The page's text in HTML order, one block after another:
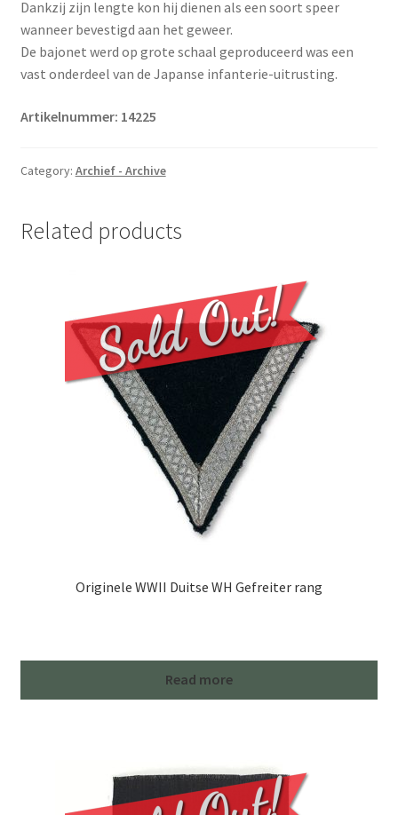
Dankzij zijn lengte kon hij dienen als een soort speer
wanneer bevestigd aan het geweer.
De bajonet werd op grote schaal geproduceerd was een
vast onderdeel van de Japanse infanterie-uitrusting.
Artikelnummer: 14225
Category: Archief - Archive
Related products
Originele WWII Duitse WH Gefreiter rang
Read more